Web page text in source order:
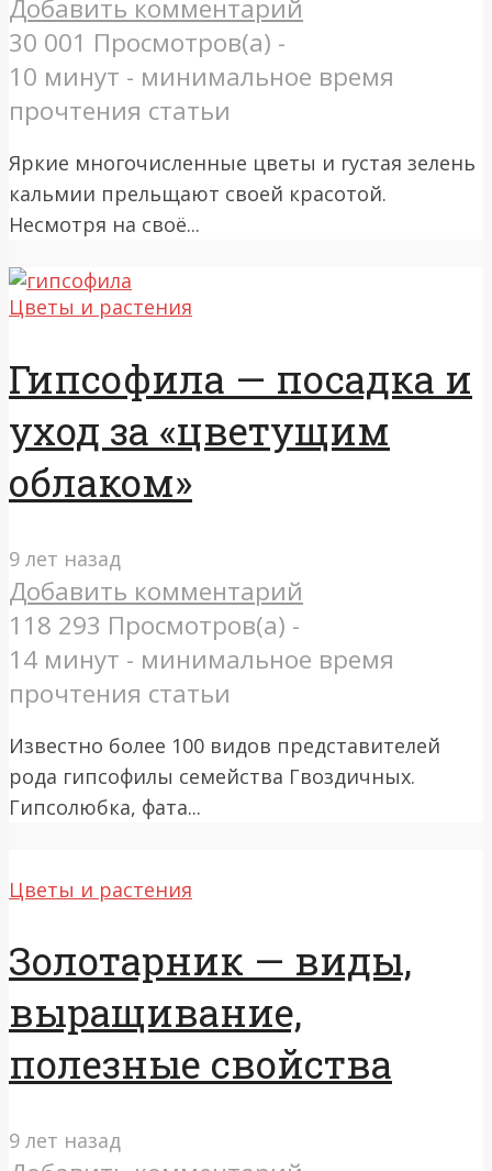
Добавить комментарий
30 001 Просмотров(а) -
10 минут - минимальное время
прочтения статьи
Яркие многочисленные цветы и густая зелень
кальмии прельщают своей красотой.
Несмотря на своё...
Цветы и растения
Гипсофила — посадка и
уход за «цветущим
облаком»
9 лет назад
Добавить комментарий
118 293 Просмотров(а) -
14 минут - минимальное время
прочтения статьи
Известно более 100 видов представителей
рода гипсофилы семейства Гвоздичных.
Гипсолюбка, фата...
Цветы и растения
Золотарник — виды,
выращивание,
полезные свойства
9 лет назад